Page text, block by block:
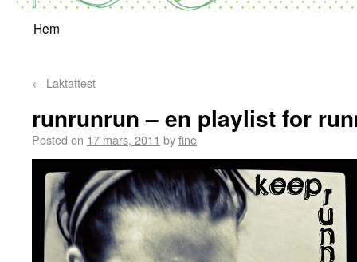
Hem
← Laktattest
runrunrun – en playlist for
Posted on 17 mars, 2011 byfine